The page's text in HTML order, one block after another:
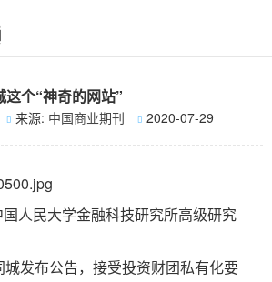
个“神奇的网站”
来源: 中国商业期刊
2020-07-29
民大学金融科技研究所高级研究
发布公告，接受投资财团私有化要